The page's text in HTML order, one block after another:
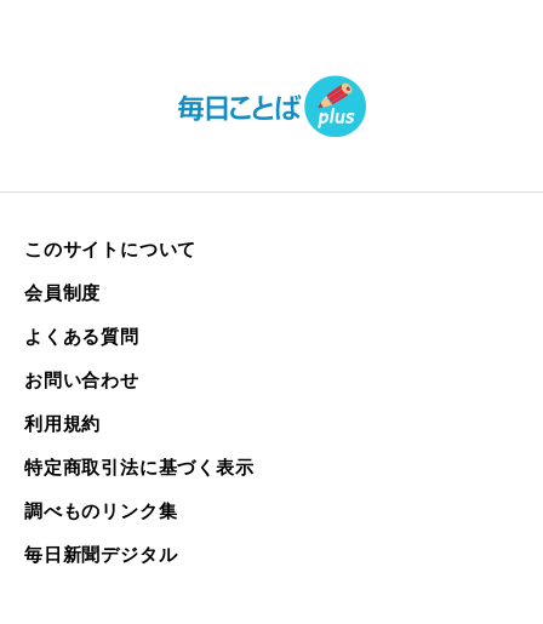
このサイトについて
会員制度
よくある質問
お問い合わせ
利用規約
特定商取引法に基づく表示
調べものリンク集
毎日新聞デジタル